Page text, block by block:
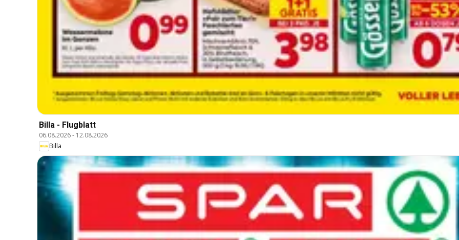
Billa - Flugblatt
06.08.2026- 12.08.2026
Billa